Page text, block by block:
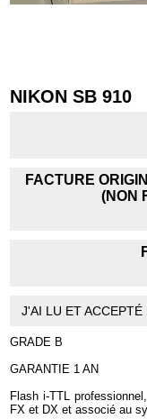
NIKON SB 910
FACTURE
(NON
J'AI LU ET
GRADE B
GARANTIE 1 AN
Flash i-TTL
FX et DX et associé au